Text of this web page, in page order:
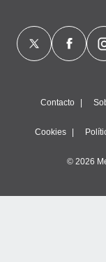
Contacto
Cookies
© 2026